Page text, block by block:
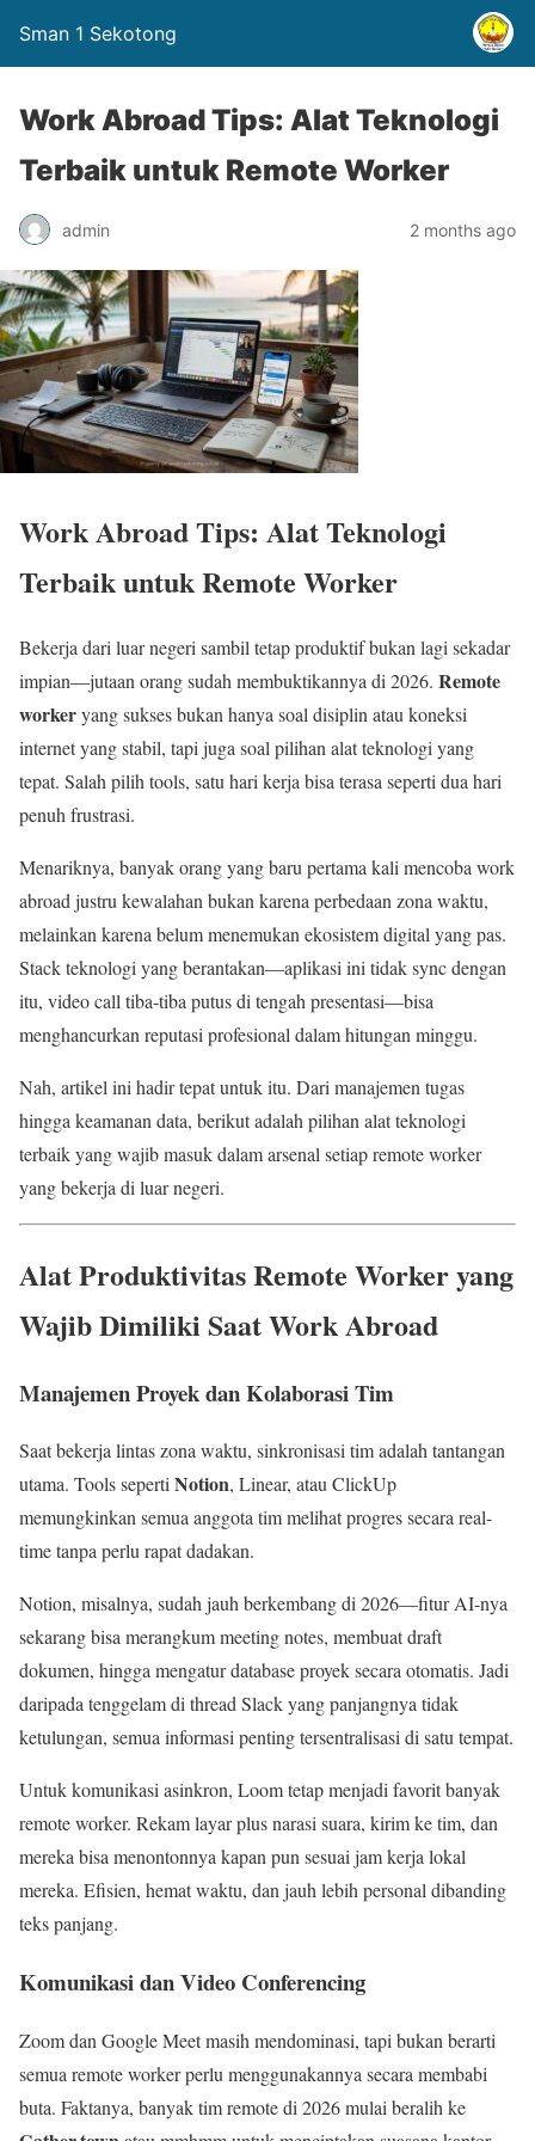
Sman 1 Sekotong
Work Abroad Tips: Alat Teknologi
Terbaik untuk Remote Worker
admin 2 months ago
Work Abroad Tips: Alat Teknologi
Terbaik untuk Remote Worker
Bekerja dari luar negeri sambil tetap produktif bukan lagi sekadar
impian—jutaan orang sudah membuktikannya di 2026. Remote
workeryang sukses bukan hanya soal disiplin atau koneksi
internet yang stabil, tapi juga soal pilihan alat teknologi yang
tepat. Salah pilih tools, satu hari kerja bisa terasa seperti dua hari
penuh frustrasi.
Menariknya, banyak orang yang baru pertama kali mencoba work
abroad justru kewalahan bukan karena perbedaan zona waktu,
melainkan karena belum menemukan ekosistem digital yang pas.
Stack teknologi yang berantakan—aplikasi ini tidak sync dengan
itu, video call tiba-tiba putus di tengah presentasi—bisa
menghancurkan reputasi profesional dalam hitungan minggu.
Nah, artikel ini hadir tepat untuk itu. Dari manajemen tugas
hingga keamanan data, berikut adalah pilihan alat teknologi
terbaik yang wajib masuk dalam arsenal setiap remote worker
yang bekerja di luar negeri.
Alat Produktivitas Remote Worker yang
Wajib Dimiliki Saat Work Abroad
Manajemen Proyek dan Kolaborasi Tim
Saat bekerja lintas zona waktu, sinkronisasi tim adalah tantangan
utama. Tools sepertiNotion, Linear, atau ClickUp
memungkinkan semua anggota tim melihat progres secara real-
time tanpa perlu rapat dadakan.
Notion, misalnya, sudah jauh berkembang di 2026—fitur AI-nya
sekarang bisa merangkum meeting notes, membuat draft
dokumen, hingga mengatur database proyek secara otomatis. Jadi
daripada tenggelam di thread Slack yang panjangnya tidak
ketulungan, semua informasi penting tersentralisasi di satu tempat.
Untuk komunikasi asinkron, Loom tetap menjadi favorit banyak
remote worker. Rekam layar plus narasi suara, kirim ke tim, dan
mereka bisa menontonnya kapan pun sesuai jam kerja lokal
mereka. Efisien, hemat waktu, dan jauh lebih personal dibanding
teks panjang.
Komunikasi dan Video Conferencing
Zoom dan Google Meet masih mendominasi, tapi bukan berarti
semua remote worker perlu menggunakannya secara membabi
buta. Faktanya, banyak tim remote di 2026 mulai beralih ke